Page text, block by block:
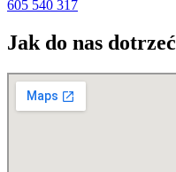
605 540 317
Jak do nas dotrzeć